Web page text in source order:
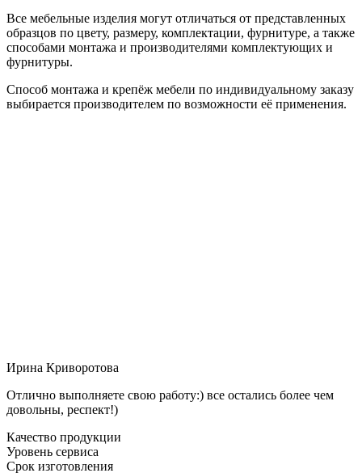
Все мебельные изделия могут отличаться от представленных
образцов по цвету, размеру, комплектации, фурнитуре, а также
способами монтажа и производителями комплектующих и
фурнитуры.
Способ монтажа и крепёж мебели по индивидуальному заказу
выбирается производителем по возможности её применения.
Ирина Криворотова
Отлично выполняете свою работу:) все остались более чем
довольны, респект!)
Качество продукции
Уровень сервиса
Срок изготовления